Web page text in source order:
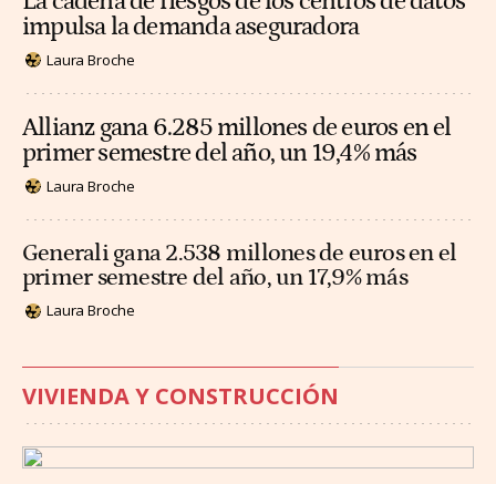
impulsa la demanda aseguradora
Laura Broche
Allianz gana 6.285 millones de euros en el
primer semestre del año, un 19,4% más
Laura Broche
Generali gana 2.538 millones de euros en el
primer semestre del año, un 17,9% más
Laura Broche
VIVIENDA Y CONSTRUCCIÓN